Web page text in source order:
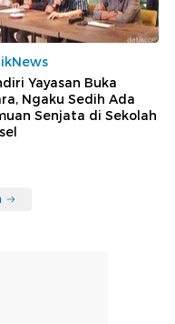
Yayasan Buka
Ngaku Sedih Ada
Senjata di Sekolah